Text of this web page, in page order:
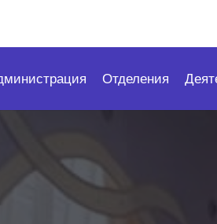
Отделения